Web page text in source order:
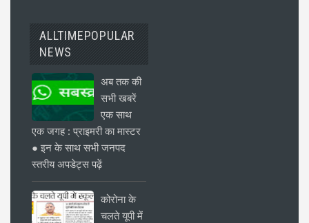
ALLTIMEPOPULAR
NEWS
अब तक की
सभी खबरें
एक साथ
एक जगह : प्राइमरी का मास्टर
● इन के साथ सभी जनपद
स्तरीय अपडेट्स पढ़ें
कोरोना के
चलते यूपी में